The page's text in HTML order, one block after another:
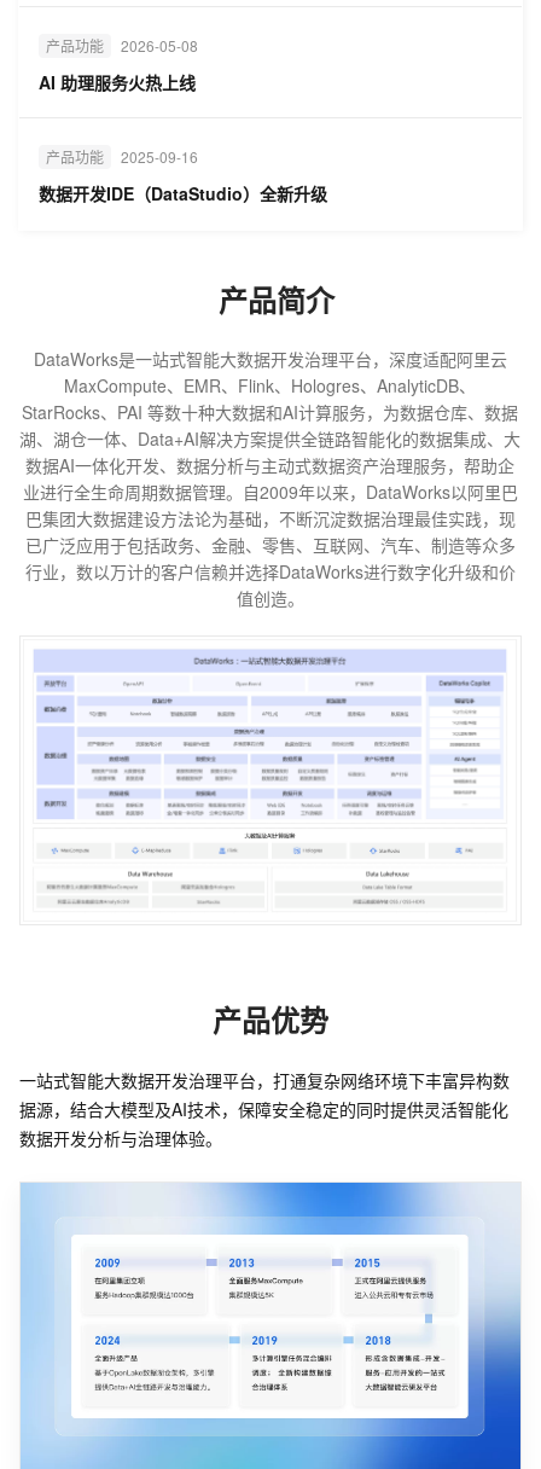
产品功能 2026-05-08
AI 助理服务火热上线
产品功能 2025-09-16
数据开发IDE（DataStudio）全新升级
产品简介
DataWorks是一站式智能大数据开发治理平台，深度适配阿里云
MaxCompute、EMR、Flink、Hologres、AnalyticDB、
StarRocks、PAI 等数十种大数据和AI计算服务，为数据仓库、数据
湖、湖仓一体、Data+AI解决方案提供全链路智能化的数据集成、大
数据AI一体化开发、数据分析与主动式数据资产治理服务，帮助企
业进行全生命周期数据管理。自2009年以来，DataWorks以阿里巴
巴集团大数据建设方法论为基础，不断沉淀数据治理最佳实践，现
已广泛应用于包括政务、金融、零售、互联网、汽车、制造等众多
行业，数以万计的客户信赖并选择DataWorks进行数字化升级和价
值创造。
产品优势
一站式智能大数据开发治理平台，打通复杂网络环境下丰富异构数
据源，结合大模型及AI技术，保障安全稳定的同时提供灵活智能化
数据开发分析与治理体验。